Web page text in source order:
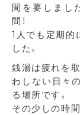
間を要しまし
間！
1人でも定期的
した。
銭湯は疲れを
わしない日々
る場所です。
その少しの時